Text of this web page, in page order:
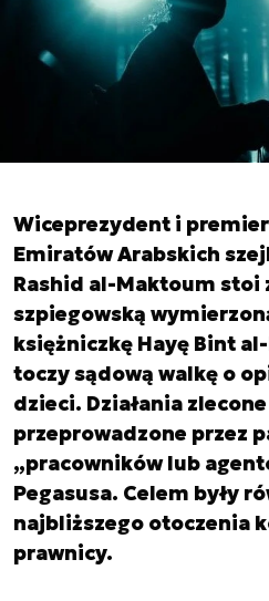
Wiceprezydent i
Emiratów Arabskich
Rashid al-Maktoum stoi
szpiegowską
księżniczkę Hayę Bint
toczy sądową walkę o
dzieci. Działania
przeprowadzone przez
„pracowników lub
Pegasusa. Celem były
najbliższego otoczenia
prawnicy.